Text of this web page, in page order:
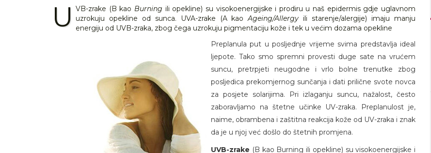
U VB-zrake (B kao Burning ili opekline) su visokoenergijske i prodiru u naš epidermis gdje uglavnom
uzrokuju opekline od sunca. UVA-zrake (A kaoAgeing/Allergy ili starenje/alergije) imaju manju
energiju od UVB-zraka, zbog čega uzrokuju pigmentaciju kože i tek u većim dozama opekline
Preplanula put u posljednje vrijeme svima predstavlja ideal
ljepote. Tako smo spremni provesti duge sate na vrućem
suncu, pretrpjeti neugodne i vrlo bolne trenutke zbog
posljedica prekomjernog sunčanja i dati prilične svote novca
za posjete solarijima. Pri izlaganju suncu, nažalost, često
zaboravljamo na štetne učinke UV-zraka. Preplanulost je,
naime, obrambena i zaštitna reakcija kože od UV-zraka i znak
da je u njoj već došlo do štetnih promjena.
UVB-zrake (B kao Burning ili opekline) su visokoenergijske i